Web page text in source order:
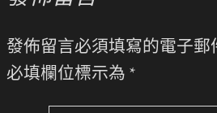
發佈留言必須填寫的電子郵
必填欄位標示為 *